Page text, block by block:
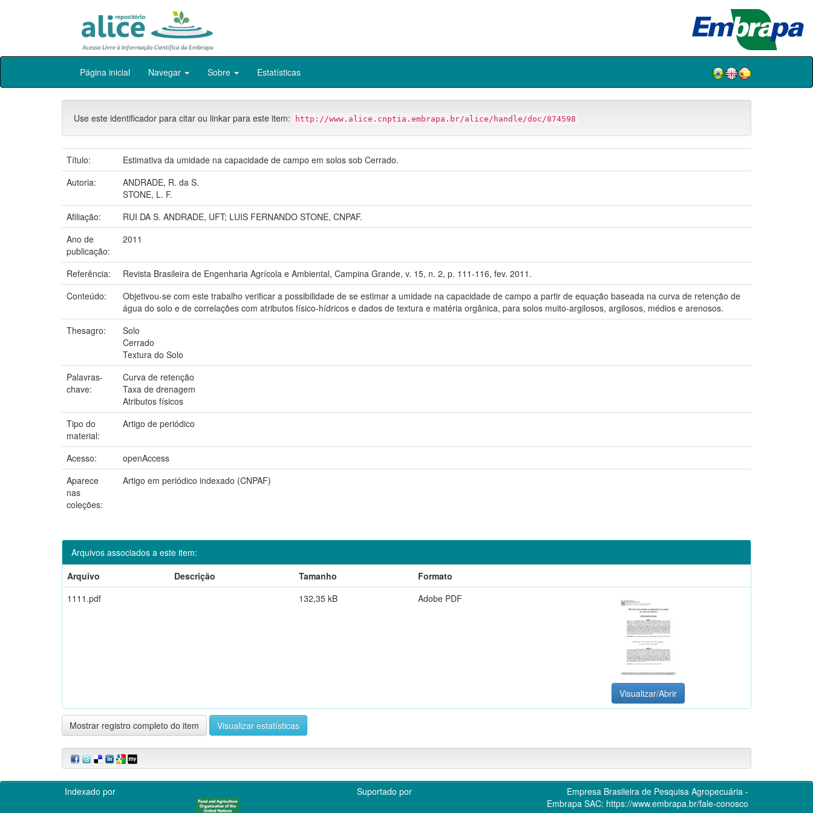
Skip
Página inicial Navegar Sobre Estatísticas
Use este identificador para citar ou linkar para este item: http://www.alice.cnptia.embrapa.br/alice/handle/doc/874598
Título:
Estimativa da umidade na capacidade de campo em solos sob Cerrado.
Autoria:
ANDRADE, R. da S.
STONE, L. F.
Afiliação:
RUI DA S. ANDRADE, UFT; LUIS FERNANDO STONE, CNPAF.
Ano de
publicação:
2011
Referência:
Revista Brasileira de Engenharia Agrícola e Ambiental, Campina Grande, v. 15, n. 2, p. 111-116, fev. 2011.
Conteúdo:
Objetivou-se com este trabalho verificar a possibilidade de se estimar a umidade na capacidade de campo a partir de equação baseada na curva de retenção de
água do solo e de correlações com atributos físico-hídricos e dados de textura e matéria orgânica, para solos muito-argilosos, argilosos, médios e arenosos.
Thesagro:
Solo
Cerrado
Textura do Solo
Palavras-
chave:
Curva de retenção
Taxa de drenagem
Atributos físicos
Tipo do
material:
Artigo de periódico
Acesso:
openAccess
Aparece
nas
coleções:
Artigo em periódico indexado (CNPAF)
Arquivos associados a este item:
Arquivo
Descrição Tamanho
Formato
1111.pdf
132,35 kB Adobe PDF
Visualizar/Abrir
Mostrar registro completo do item Visualizar estatísticas
Indexado por Suportado por
Empresa Brasileira de Pesquisa Agropecuária -
Embrapa SAC: https://www.embrapa.br/fale-conosco